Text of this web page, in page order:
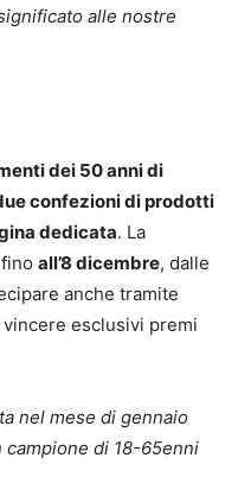
alle nostre
dei 50 anni di
confezioni di prodotti
dedicata. La
all’8 dicembre, dalle
anche tramite
esclusivi premi
nel mese di gennaio
campione di 18-65enni